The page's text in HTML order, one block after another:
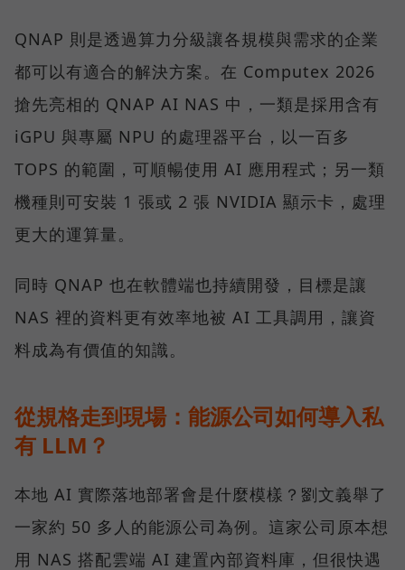
QNAP 則是透過算力分級讓各規模與需求的企業
都可以有適合的解決方案。在 Computex 2026
搶先亮相的 QNAP AI NAS 中，一類是採用含有
iGPU 與專屬 NPU 的處理器平台，以一百多
TOPS 的範圍，可順暢使用 AI 應用程式；另一類
機種則可安裝 1 張或 2 張 NVIDIA 顯示卡，處理
更大的運算量。
同時 QNAP 也在軟體端也持續開發，目標是讓
NAS 裡的資料更有效率地被 AI 工具調用，讓資
料成為有價值的知識。
從規格走到現場：能源公司如何導入私
有 LLM？
本地 AI 實際落地部署會是什麼模樣？劉文義舉了
一家約 50 多人的能源公司為例。這家公司原本想
用 NAS 搭配雲端 AI 建置內部資料庫，但很快遇